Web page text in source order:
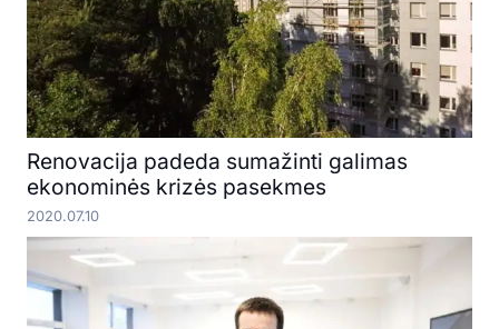
Renovacija padeda sumažinti galimas
ekonominės krizės pasekmes
2020.07.10